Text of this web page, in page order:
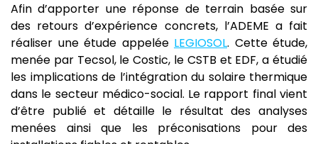
Afin d’apporter une réponse de terrain basée sur
des retours d’expérience concrets, l’ADEME a fait
réaliser une étude appelée LEGIOSOL. Cette étude,
menée par Tecsol, le Costic, le CSTB et EDF, a étudié
les implications de l’intégration du solaire thermique
dans le secteur médico-social. Le rapport final vient
d’être publié et détaille le résultat des analyses
menées ainsi que les préconisations pour des